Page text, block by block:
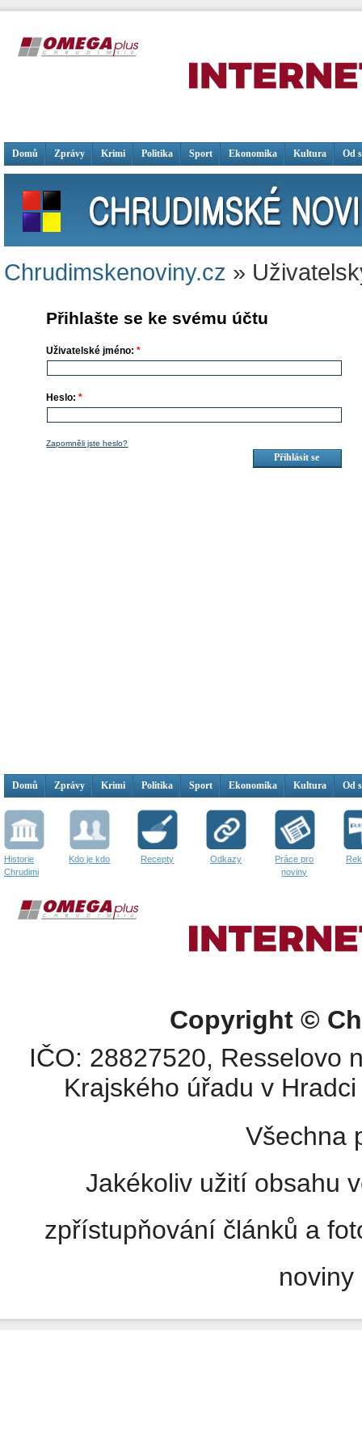
Domů Zprávy Krimi Politika Sport Ekonomika Kultura Od
Chrudimskenoviny.cz »
Přihlašte se ke svému účtu
Uživatelské jméno:*
Heslo:*
Zapomněli jste heslo?
Domů Zprávy Krimi Politika Sport Ekonomika Kultura Od
Historie
Chrudimi
Kdo je kdo Recepty Odkazy
Práce pro
noviny
Copyright ©
IČO: 28827520, Resselovo
Krajského úřadu v
Všechna
Jakékoliv užití obsahu
zpřístupňování článků a